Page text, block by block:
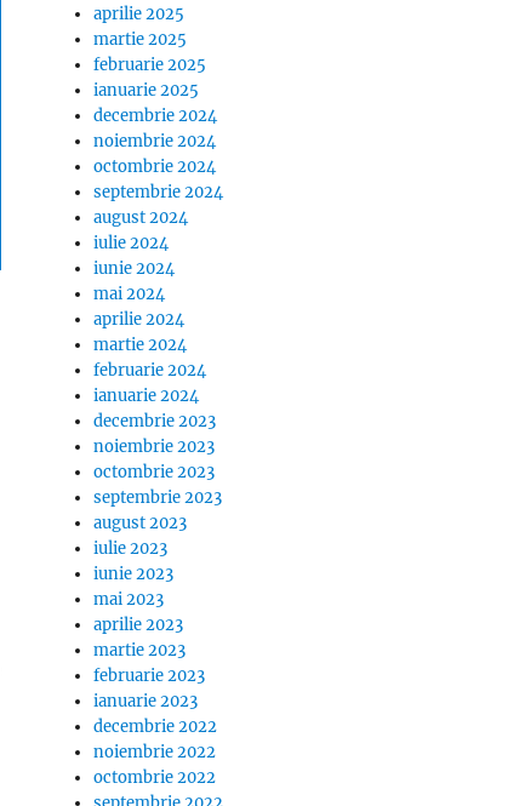
aprilie 2025
martie 2025
februarie 2025
ianuarie 2025
decembrie 2024
noiembrie 2024
octombrie 2024
septembrie 2024
august 2024
iulie 2024
iunie 2024
mai 2024
aprilie 2024
martie 2024
februarie 2024
ianuarie 2024
decembrie 2023
noiembrie 2023
octombrie 2023
septembrie 2023
august 2023
iulie 2023
iunie 2023
mai 2023
aprilie 2023
martie 2023
februarie 2023
ianuarie 2023
decembrie 2022
noiembrie 2022
octombrie 2022